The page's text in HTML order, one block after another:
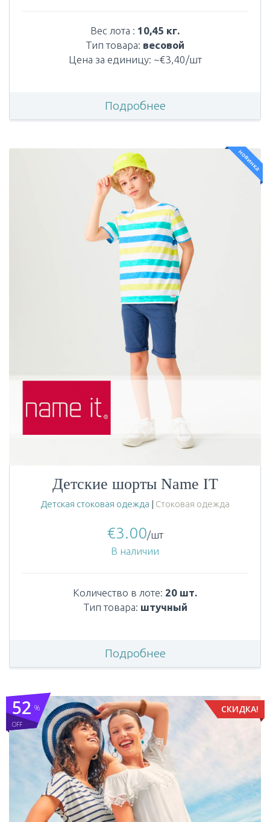
Вес лота : 10,45 кг.
Тип товара: весовой
Цена за единицу: ~€3,40/шт
Подробнее
новинка
Детские шорты Name IT
Детская стоковая одежда | Стоковая одежда
€3.00/шт
В наличии
Количество в лоте: 20 шт.
Тип товара: штучный
Подробнее
СКИДКА!
%
OFF
52